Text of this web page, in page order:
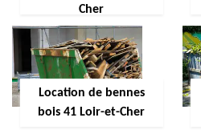
Cher
Location de bennes
bois 41 Loir-et-Cher